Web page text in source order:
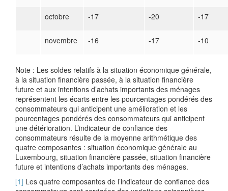
octobre -17 -20 -17
novembre -16 -17 -10
Note : Les soldes relatifs à la situation économique générale,
à la situation financière passée, à la situation financière
future et aux intentions d’achats importants des ménages
représentent les écarts entre les pourcentages pondérés des
consommateurs qui anticipent une amélioration et les
pourcentages pondérés des consommateurs qui anticipent
une détérioration. L’indicateur de confiance des
consommateurs résulte de la moyenne arithmétique des
quatre composantes : situation économique générale au
Luxembourg, situation financière passée, situation financière
future et intentions d’achats importants des ménages.
[1] Les quatre composantes de l’indicateur de confiance des